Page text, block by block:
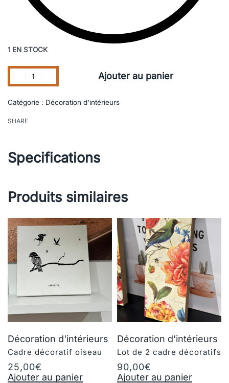
1 EN STOCK
Ajouter au panier
Catégorie : Décoration d'intérieurs
SHARE
Specifications
Produits similaires
Décoration d'intérieurs
Cadre décoratif oiseau
25,00€
Ajouter au panier
Décoration d'intérieurs
Lot de 2 cadre décoratifs
90,00€
Ajouter au panier